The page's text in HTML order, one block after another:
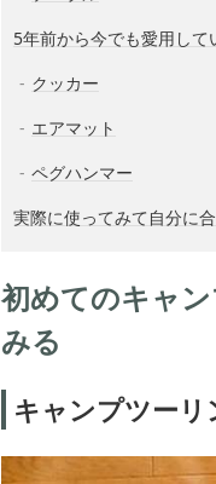
5年前から今でも愛用して
クッカー
エアマット
ペグハンマー
実際に使ってみて自分に
初めてのキャ
みる
キャンプツー